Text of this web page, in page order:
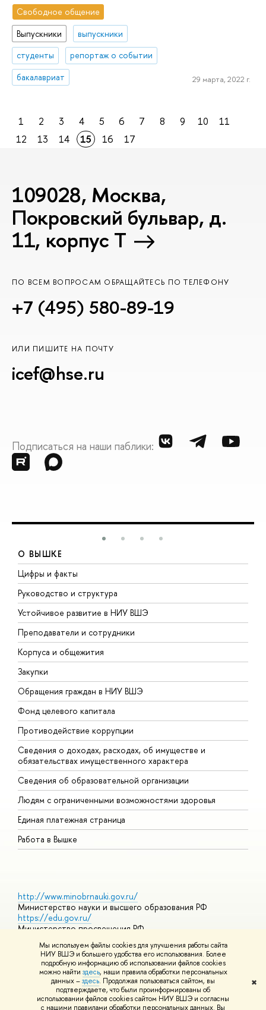
Мы используем файлы cookies для улучшения работы сайта
НИУ ВШЭ и большего удобства его использования. Более
подробную информацию об использовании файлов cookies
можно найти здесь, наши правила обработки персональных
данных –здесь. Продолжая пользоваться сайтом, вы
подтверждаете, что были проинформированы об
использовании файлов cookies сайтом НИУ ВШЭ и согласны
с нашими правилами обработки персональных данных. Вы
✖
Свободное общение
Выпускники
выпускники
студенты
репортаж о событии
бакалавриат
29 марта, 2022 г.
1 2 3 4 5 6 7 8 9 10
11
12
13 14 15 16 17
109028, Москва,
Покровский бульвар, д.
11, корпус T
ПО ВСЕМ ВОПРОСАМ ОБРАЩАЙТЕСЬ ПО ТЕЛЕФОНУ
+7 (495) 580-89-19
ИЛИ ПИШИТЕ НА ПОЧТУ
icef@hse.ru
Подписаться на наши паблики:
О ВЫШКЕ
Цифры и факты
Руководство и структура
Устойчивое развитие в НИУ ВШЭ
Преподаватели и сотрудники
Корпуса и общежития
Закупки
Обращения граждан в НИУ ВШЭ
Фонд целевого капитала
Противодействие коррупции
Сведения о доходах, расходах, об имуществе и
обязательствах имущественного характера
Сведения об образовательной организации
Людям с ограниченными возможностями здоровья
Единая платежная страница
Работа в Вышке
http://www.minobrnauki.gov.ru/
Министерство науки и высшего образования РФ
https://edu.gov.ru/
Министерство просвещения РФ
https://elearning.hse.ru/mooc
Массовые открытые онлайн-курсы
© НИУ ВШЭ 1993–2026 Адреса и контактыУсловия
использования материалов Политика конфиденциальности